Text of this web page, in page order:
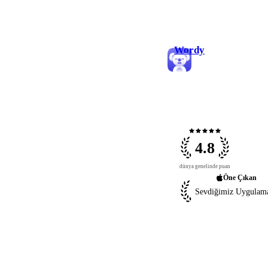
Wordy
starstarstarstarstar
4.8
dünya genelinde puan
Öne Çıkan
Sevdiğimiz